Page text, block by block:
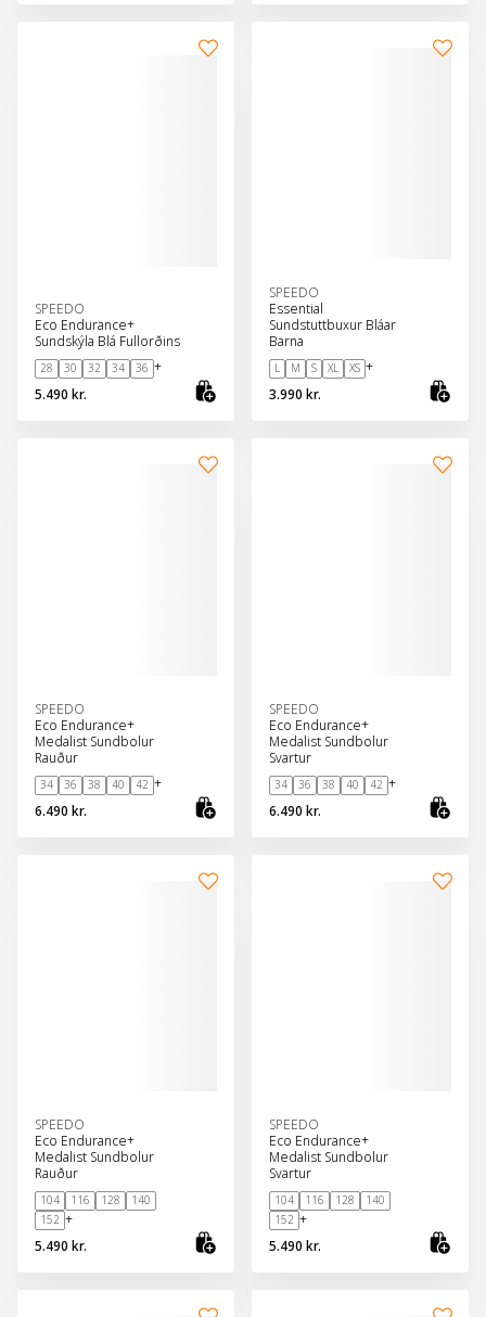
SPEEDO
Eco Endurance+
Sundskýla Blá Fullorðins
28 30 32 34 36 +
5.490 kr.
SPEEDO
Essential
Sundstuttbuxur Bláar
Barna
L M S XL XS +
3.990 kr.
SPEEDO
Eco Endurance+
Medalist Sundbolur
Rauður
34 36 38 40 42 +
6.490 kr.
SPEEDO
Eco Endurance+
Medalist Sundbolur
Svartur
34 36 38 40 42 +
6.490 kr.
SPEEDO
Eco Endurance+
Medalist Sundbolur
Rauður
104 116 128
140
152 +
5.490 kr.
SPEEDO
Eco Endurance+
Medalist Sundbolur
Svartur
104 116 128
140
152 +
5.490 kr.